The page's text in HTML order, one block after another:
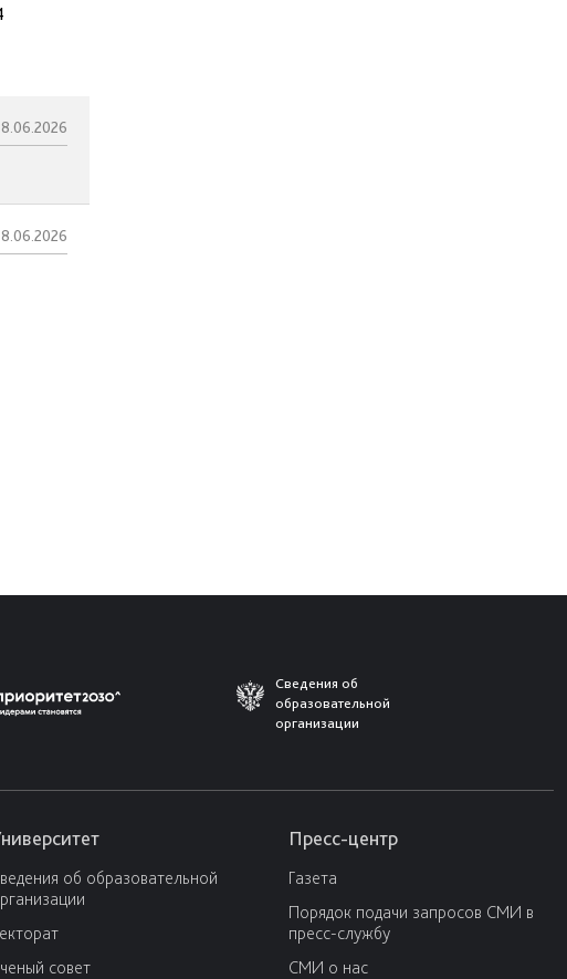
Сведения об
образовательной
организации
об образовательной
совет
Пресс-центр
Газета
Порядок подачи запросов СМИ в
пресс-службу
СМИ о нас